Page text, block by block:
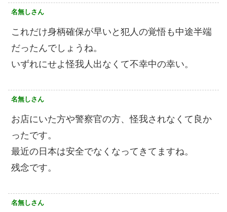
名無しさん
これだけ身柄確保が早いと犯人の覚悟も中途半端
だったんでしょうね。
いずれにせよ怪我人出なくて不幸中の幸い。
名無しさん
お店にいた方や警察官の方、怪我されなくて良か
ったです。
最近の日本は安全でなくなってきてますね。
残念です。
名無しさん